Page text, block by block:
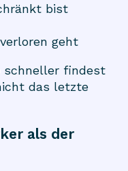
bist
geht
schneller findest
das letzte
als der